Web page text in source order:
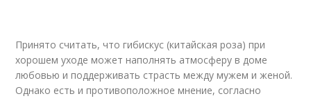
Принято считать, что гибискус (китайская роза) при
хорошем уходе может наполнять атмосферу в доме
любовью и поддерживать страсть между мужем и женой.
Однако есть и противоположное мнение, согласно